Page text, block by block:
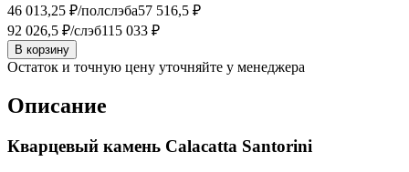
46 013,25 ₽/полслэба57 516,5 ₽
92 026,5 ₽/слэб115 033 ₽
В корзину
Остаток и точную цену уточняйте у менеджера
Описание
Кварцевый камень Calacatta Santorini